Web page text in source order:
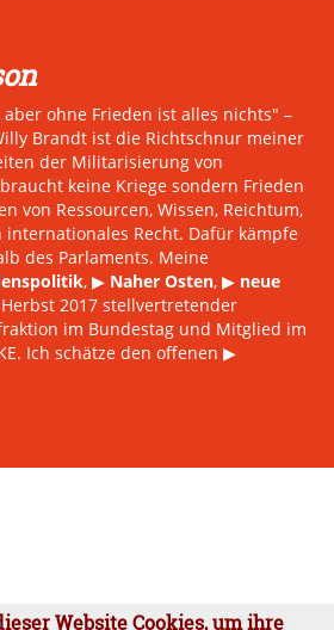
ohne Frieden ist alles nichts" –
Brandt ist die Richtschnur meiner
der Militarisierung von
keine Kriege sondern Frieden
von Ressourcen, Wissen, Reichtum,
Recht. Dafür kämpfe
des Parlaments. Meine
, ▶ Naher Osten, ▶ neue
2017 stellvertretender
im Bundestag und Mitglied im
Ich schätze den offenen ▶
Website Cookies, um ihre